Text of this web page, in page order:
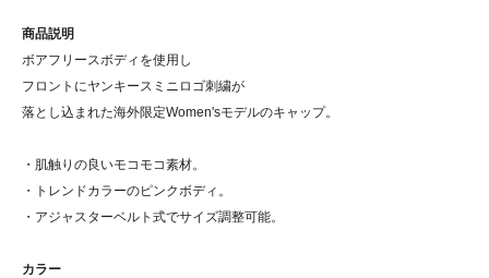
商品説明
ボアフリースボディを使用し
フロントにヤンキースミニロゴ刺繍が
落とし込まれた海外限定Women'sモデルのキャップ。
・肌触りの良いモコモコ素材。
・トレンドカラーのピンクボディ。
・アジャスターベルト式でサイズ調整可能。
カラー